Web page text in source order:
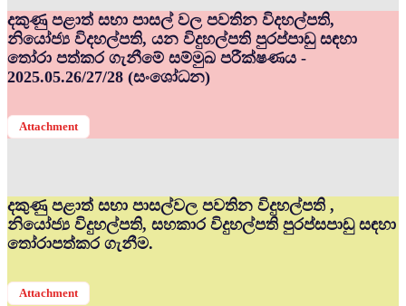
දකුණු පළාත් සභා පාසල් වල පවතින විදහල්පති,
නියෝජ්‍ය විදහල්පති, යන විදුහල්පති පුරප්පාඩු සඳහා
තෝරා පත්කර ගැනීමේ සම්මුඛ පරීක්ෂණය -
2025.05.26/27/28 (සංශෝධන)
Attachment
දකුණු පළාත් සභා පාසල්වල පවතින විදුහල්පති ,
නියෝජ්‍ය විදුහල්පති, සහකාර විදුහල්පති පුරප්සපාඩු සඳහා
තෝරාපත්කර ගැනීම.
Attachment